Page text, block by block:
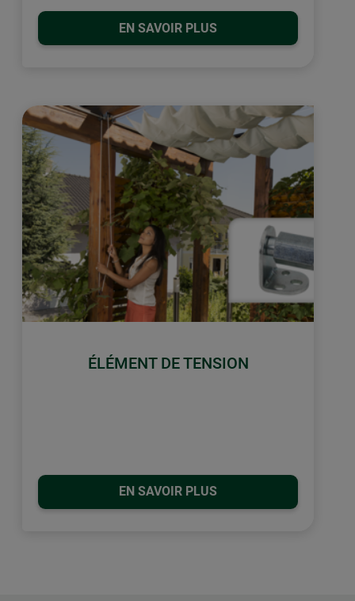
EN SAVOIR PLUS
ÉLÉMENT DE TENSION
EN SAVOIR PLUS